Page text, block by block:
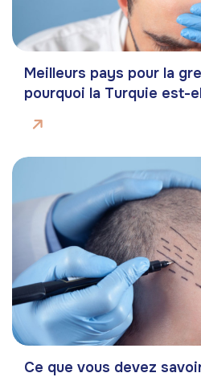
Meilleurs pays pour la
pourquoi la Turquie est-
Ce que vous devez